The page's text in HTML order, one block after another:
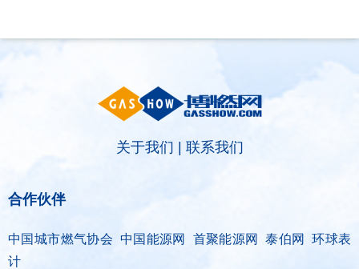
销售合同，订单总额折合人民币约8.9
关于我们 联系我们
合作伙伴
中国城市燃气协会 中国能源网 首聚能源网 泰伯网 环球表
计